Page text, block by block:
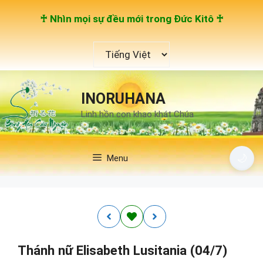
♰ Nhìn mọi sự đều mới trong Đức Kitô ♰
ngôn
ngữ
INORUHANA
Linh hồn con khao khát Chúa
Menu
Thánh nữ Elisabeth Lusitania (04/7)